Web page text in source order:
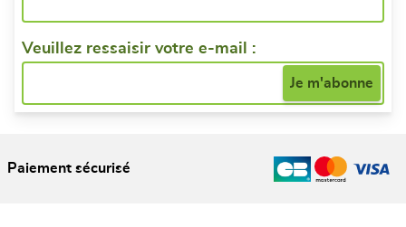
Veuillez ressaisir votre e-mail :
Paiement sécurisé